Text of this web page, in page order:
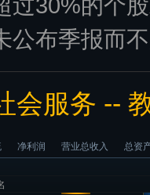
公布季报而
会服务 --
净利润 营业总收入
总资